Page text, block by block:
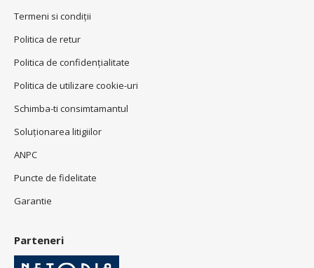
Termeni si condiţii
Politica de retur
Politica de confidenţialitate
Politica de utilizare cookie-uri
Schimba-ti consimtamantul
Soluționarea litigiilor
ANPC
Puncte de fidelitate
Garantie
Parteneri